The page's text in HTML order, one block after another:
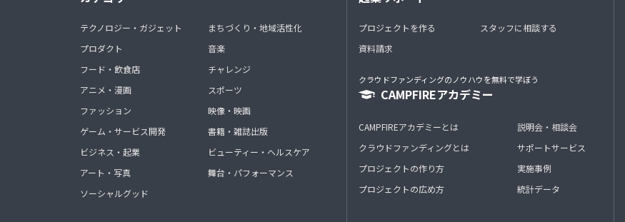
テクノロジー・ガジェット
プロダクト
フード・飲食店
アニメ・漫画
ファッション
ゲーム・サービス開発
ビジネス・起業
アート・写真
ソーシャルグッド
まちづくり・地域活性化
音楽
チャレンジ
スポーツ
映像・映画
書籍・雑誌出版
ビューティー・ヘルスケア
舞台・パフォーマンス
プロジェクトを作る
資料請求
スタッフに相談する
クラウドファンディングのノウハウを無料で学ぼう
CAMPFIREアカデミー
CAMPFIREアカデミーとは
クラウドファンディングとは
プロジェクトの作り方
プロジェクトの広め方
説明会・相談会
サポートサービス
実施事例
統計データ